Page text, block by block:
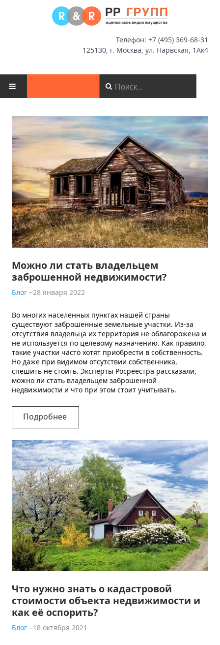
Телефон: +7 (495) 369-68-31
125130, г. Москва, ул. Нарвская, 1Ак4
О КОМПАНИИ
НОВОСТИ
ОЦЕНКА
МСФО
КОНТАКТЫ
Можно ли стать владельцем
заброшенной недвижимости?
Блог 28 января 2022
Во многих населенных пунктах нашей страны
существуют заброшенные земельные участки. Из-за
отсутствия владельца их территория не облагорожена и
не используется по целевому назначению. Как правило,
такие участки часто хотят приобрести в собственность.
Но даже при видимом отсутствии собственника,
спешить не стоить. Эксперты Росреестра рассказали,
можно ли стать владельцем заброшенной
недвижимости и что при этом стоит учитывать.
Подробнее
Что нужно знать о кадастровой
стоимости объекта недвижимости и
как её оспорить?
Блог 18 октября 2021